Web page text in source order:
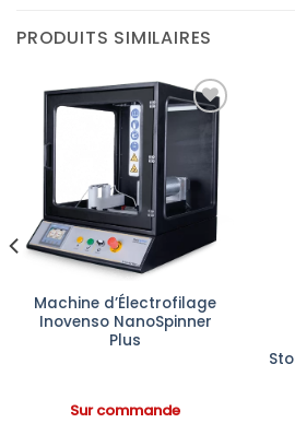
PRODUITS SIMILAIRES
Ajouter
à la liste
d’envies
Machine d’Électrofilage
Inovenso NanoSpinner
Plus
Sur commande